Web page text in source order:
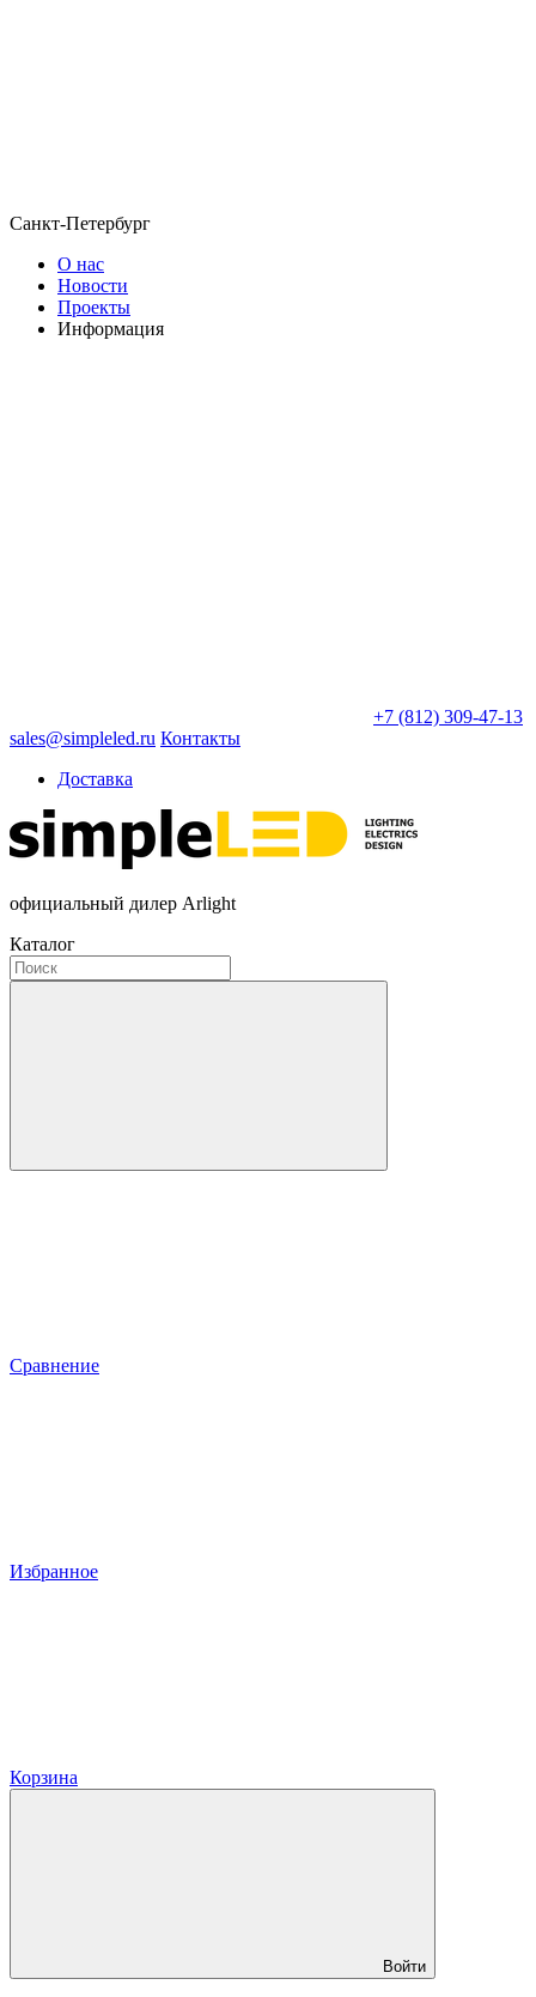
Санкт-Петербург
О нас
Новости
Проекты
Информация
+7 (812) 309-47-13
sales@simpleled.ru Контакты
Доставка
официальный дилер Arlight
Каталог
Сравнение
Избранное
Корзина
Войти